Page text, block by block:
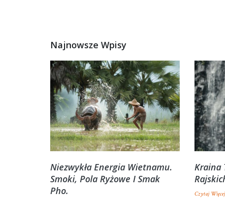
Najnowsze Wpisy
Niezwykła Energia Wietnamu.
Smoki, Pola Ryżowe I Smak
Pho.
Kraina
Czytaj